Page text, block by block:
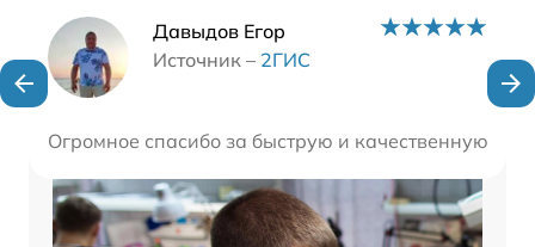
Давыдов Егор
Источник – 2ГИС
Огромное спасибо за быструю и качественную
Наши мастера